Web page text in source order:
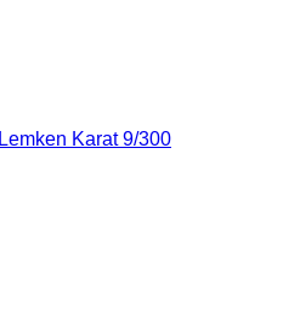
Lemken Karat 9/300